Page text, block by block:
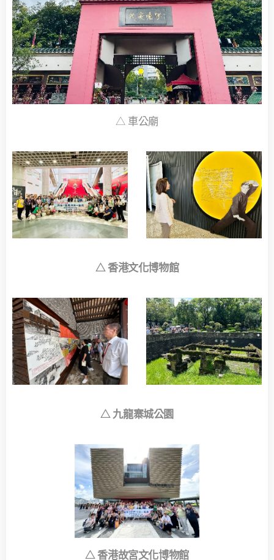
△ 車公廟
△香港文化博物館
△九龍寨城公園
△香港故宮文化博物館